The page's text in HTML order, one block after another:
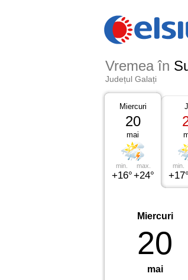
Vremea în
Județul Galați
Miercuri
20
mai
min.
+16°
max.
+24°
min.
+17°
Miercuri
20
mai